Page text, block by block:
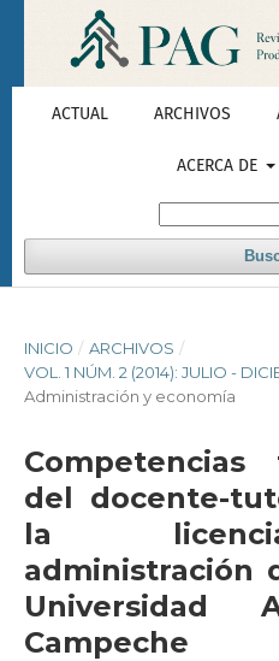
ACTUAL ARCHIVOS
ACERCA DE
INICIO / ARCHIVOS /
VOL. 1 NÚM. 2 (2014): JULIO -
Administración y economía
Competencias
del docente-
la
administración
Universidad
Campeche